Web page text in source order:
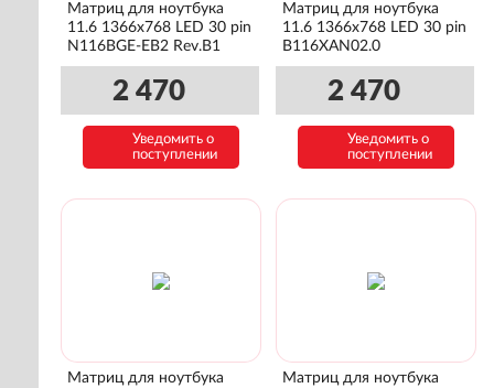
Матриц для ноутбука
11.6 1366x768 LED 30 pin
N116BGE-EB2 Rev.B1
2 470
Уведомить о
поступлении
Матриц для ноутбука
11.6 1366x768 LED 30 pin
B116XAN02.0
2 470
Уведомить о
поступлении
Матриц для ноутбука
Матриц для ноутбука